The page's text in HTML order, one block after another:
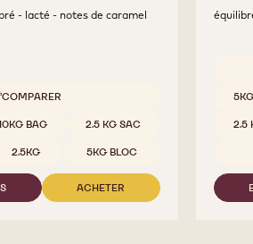
- lacté - notes de caramel
COMPARER
-
823
BAG 2.5 KG SAC
2.5KG 5KG BLOC
ACHETER
-
2.5